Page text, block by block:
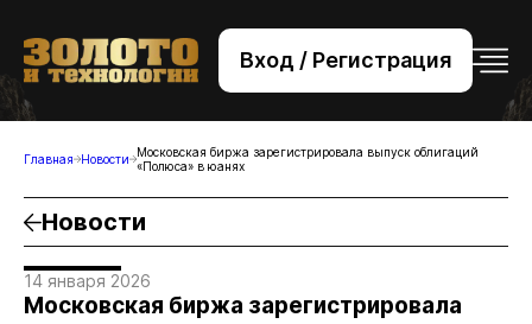
Вход / Регистрация
+7 (495) 221-76-32
bsv@zolteh.ru
Главная Новости
Московская биржа зарегистрировала выпуск облигаций
«Полюса» в юанях
Новости
14 января 2026
Московская биржа зарегистрировала